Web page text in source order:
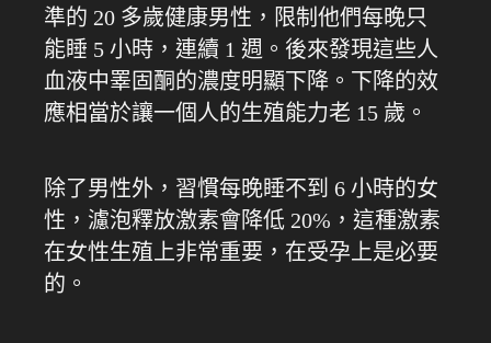
準的 20 多歲健康男性，限制他們每晚只
能睡 5 小時，連續 1 週。後來發現這些人
血液中睪固酮的濃度明顯下降。下降的效
應相當於讓一個人的生殖能力老 15 歲。
除了男性外，習慣每晚睡不到 6 小時的女
性，濾泡釋放激素會降低 20%，這種激素
在女性生殖上非常重要，在受孕上是必要
的。